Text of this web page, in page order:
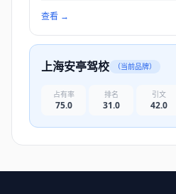
查看 →
上海安亭驾校 （当前品牌）
占有率
75.0
排名
31.0
引文
42.0